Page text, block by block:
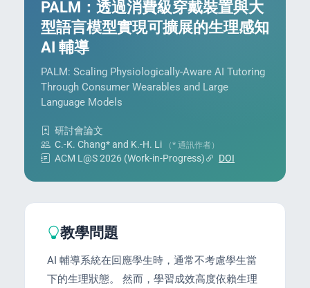
PALM：透過消費級穿戴裝置與大
型語言模型實現可擴展的生理感知
AI 輔導
PALM: Scaling Physiologically-Aware AI Tutoring
Through Consumer Wearables and Large
Language Models
研討會論文
C.-K. Chang* and K.-H. Li
（* 通訊作者）
ACM L@S 2026 (Work-in-Progress) DOI
教學問題
AI 輔導系統在回應學生時，通常不考慮學生當
下的生理狀態。 然而，學習成效高度依賴生理